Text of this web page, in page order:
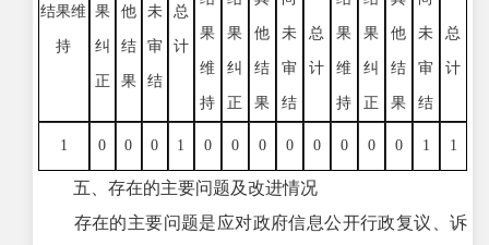
结果维
持
果
纠
正
他
结
果
未
审
结
总
计
果
维
持
果
纠
正
他
结
果
未
审
结
总
计
果
维
持
果
纠
正
他
结
果
未
审
结
总
计
1 0 0 0 1 0 0 0 0 0 0 0 0 1 1
五、存在的主要问题及改进情况
存在的主要问题是应对政府信息公开行政复议、诉